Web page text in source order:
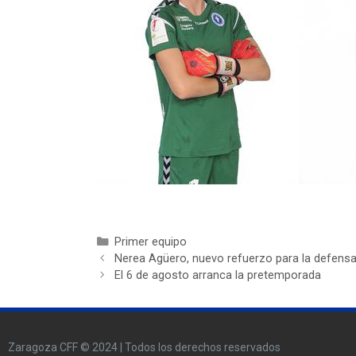
Primer equipo
Nerea Agüero, nuevo refuerzo para la defensa
El 6 de agosto arranca la pretemporada
Zaragoza CFF © 2024 | Todos los derechos reservados